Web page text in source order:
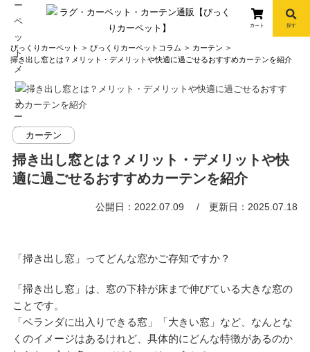
info
カート 探す
びっくりカーペット びっくりカーペットコラム
カーテン
掃き出し窓とは？メリット・デメリットや快適に過ごせるおすすめカーテンを紹介
カーテン
掃き出し窓とは？メリット・デメリットや快
適に過ごせるおすすめカーテンを紹介
公開日：2022.07.09 更新日：2025.07.18
「掃き出し窓」ってどんな窓かご存知ですか？
「掃き出し窓」は、窓の下枠が床まで伸びている大きな窓の
ことです。
「ベランダに出入りできる窓」「大きい窓」など、なんとな
くのイメージはあるけれど、具体的にどんな特徴があるのか